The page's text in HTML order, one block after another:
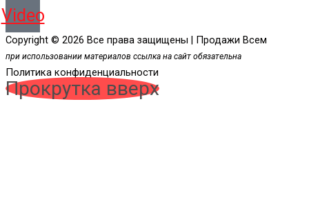
Video
Copyright © 2026 Все права защищены | Продажи Всем
при использовании материалов ссылка на сайт обязательна
Политика конфиденциальности
Прокрутка вверх